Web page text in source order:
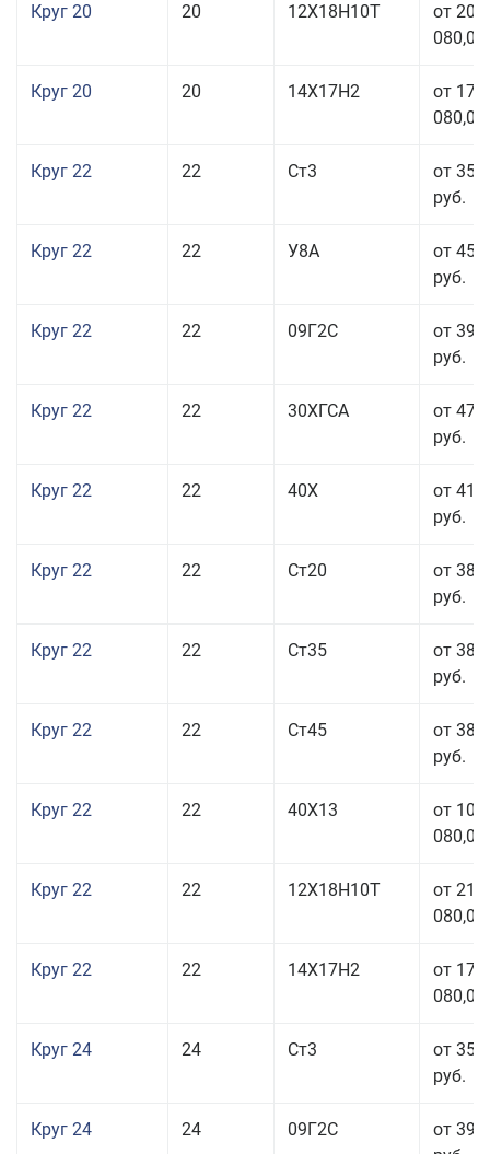
Круг 20 20 12Х18Н10Т
от 209
080,00
Круг 20 20 14Х17Н2
от 175
080,00
Круг 22 22 Ст3
от 35
руб.
Круг 22 22 У8А
от 45
руб.
Круг 22 22 09Г2С
от 39
руб.
Круг 22 22 30ХГСА
от 47
руб.
Круг 22 22 40Х
от 41
руб.
Круг 22 22 Ст20
от 38
руб.
Круг 22 22 Ст35
от 38
руб.
Круг 22 22 Ст45
от 38
руб.
Круг 22 22 40Х13
от 103
080,00
Круг 22 22 12Х18Н10Т
от 210
080,00
Круг 22 22 14Х17Н2
от 175
080,00
Круг 24 24 Ст3
от 35
руб.
Круг 24 24 09Г2С
от 39